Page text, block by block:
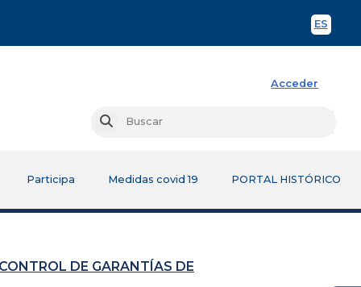
ES
Acceder
Buscar
Participa Medidas covid 19 PORTAL HISTÓRICO
DE GARANTÍAS DE